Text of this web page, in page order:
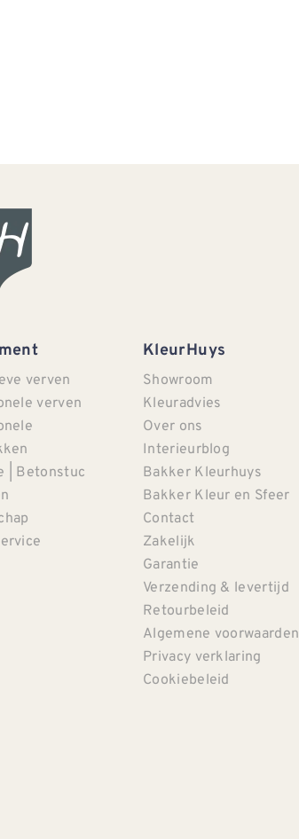
verven
verven
| Betonstuc
KleurHuys
Showroom
Kleuradvies
Over ons
Interieurblog
Bakker Kleurhuys
Bakker Kleur en Sfeer
Contact
Zakelijk
Garantie
Verzending & levertijd
Retourbeleid
Algemene voorwaarden
Privacy verklaring
Cookiebeleid